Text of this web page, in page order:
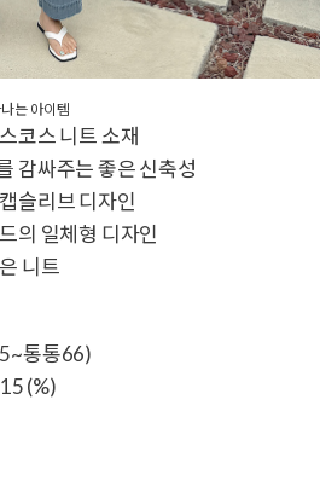
는 아이템
코스 니트 소재
감싸주는 좋은 신축성
슬리브 디자인
의 일체형 디자인
니트
통통66)
(%)